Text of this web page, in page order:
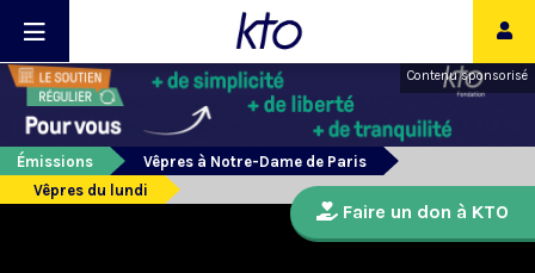
Contenu sponsorisé
Émissions
Vêpres à Notre-Dame de Paris
Vêpres du lundi
Faire un don à KTO